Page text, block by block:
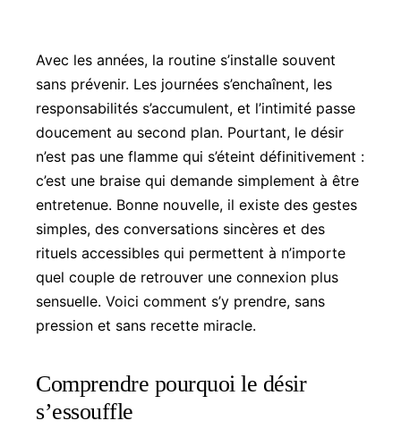
Avec les années, la routine s’installe souvent
sans prévenir. Les journées s’enchaînent, les
responsabilités s’accumulent, et l’intimité passe
doucement au second plan. Pourtant, le désir
n’est pas une flamme qui s’éteint définitivement :
c’est une braise qui demande simplement à être
entretenue. Bonne nouvelle, il existe des gestes
simples, des conversations sincères et des
rituels accessibles qui permettent à n’importe
quel couple de retrouver une connexion plus
sensuelle. Voici comment s’y prendre, sans
pression et sans recette miracle.
Comprendre pourquoi le désir
s’essouffle